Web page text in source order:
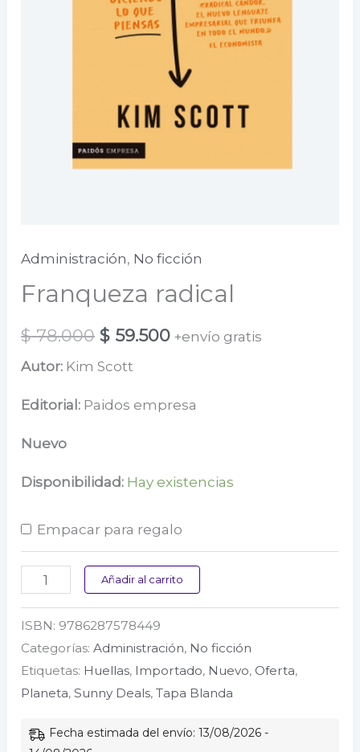
Administración, No ficción
Franqueza radical
$78.000 El
precio
original
$ 59.500El
+envío gratis
Autor: Kim Scott
Editorial: Paidos empresa
Nuevo
Disponibilidad: Hay existencias
Empacar para regalo
Franqueza
cantidad
Añadir al carrito
ISBN: 9786287578449
Categorías:Administración, No ficción
Etiquetas: Huellas, Importado, Nuevo, Oferta,
Planeta,Sunny Deals,Tapa Blanda
Fecha estimada del envío: 13/08/2026 -